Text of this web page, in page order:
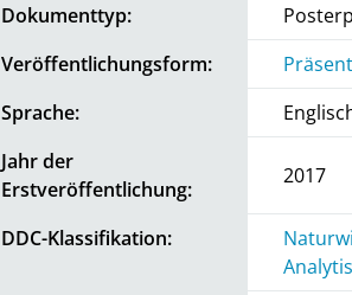
Dokumenttyp:
Veröffentlichungsform:
Sprache:
Jahr der
Erstveröffentlichung:
2017
DDC-Klassifikation: